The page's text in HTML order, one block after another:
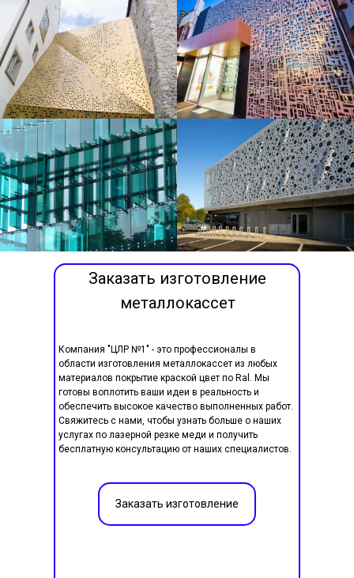
Компания "ЦЛР №1" - это профессионалы в
области изготовления металлокассет из любых
материалов покрытие краской цвет по Ral. Мы
готовы воплотить ваши идеи в реальность и
обеспечить высокое качество выполненных работ.
Свяжитесь с нами, чтобы узнать больше о наших
услугах по лазерной резке меди и получить
бесплатную консультацию от наших специалистов.
Заказать изготовление
металлокассет
Заказать изготовление